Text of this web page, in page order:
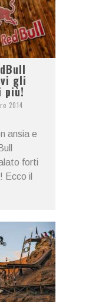
gli
più!
2014
ansia e
forti
Ecco il